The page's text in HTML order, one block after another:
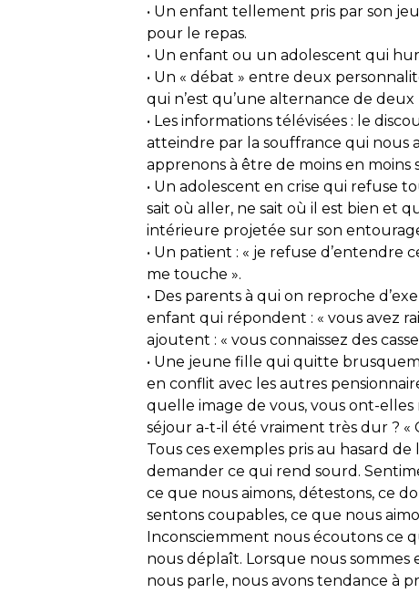
• Un enfant tellement pris par son
pour le repas.
• Un enfant ou un adolescent qui
• Un « débat » entre deux
qui n’est qu’une alternance de
• Les informations télévisées : le
atteindre par la souffrance qui nous
apprenons à être de moins en moins
• Un adolescent en crise qui refuse
sait où aller, ne sait où il est bien et
intérieure projetée sur son
• Un patient : « je refuse d’entendre
me touche ».
• Des parents à qui on reproche
enfant qui répondent : « vous avez
ajoutent : « vous connaissez des
• Une jeune fille qui quitte
en conflit avec les autres
quelle image de vous, vous ont-elles
séjour a-t-il été vraiment très dur ? «
Tous ces exemples pris au hasard
demander ce qui rend sourd.
ce que nous aimons, détestons, ce
sentons coupables, ce que nous
Inconsciemment nous écoutons ce
nous déplaît. Lorsque nous
nous parle, nous avons tendance à